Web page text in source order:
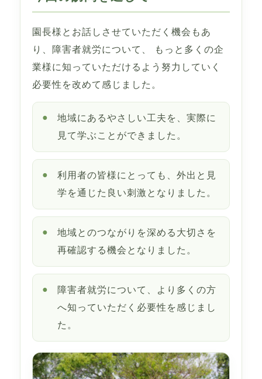
園長様とお話しさせていただく機会もあ
り、障害者就労について、 もっと多くの企
業様に知っていただけるよう努力していく
必要性を改めて感じました。
地域にあるやさしい工夫を、実際に
見て学ぶことができました。
利用者の皆様にとっても、外出と見
学を通じた良い刺激となりました。
地域とのつながりを深める大切さを
再確認する機会となりました。
障害者就労について、より多くの方
へ知っていただく必要性を感じまし
た。